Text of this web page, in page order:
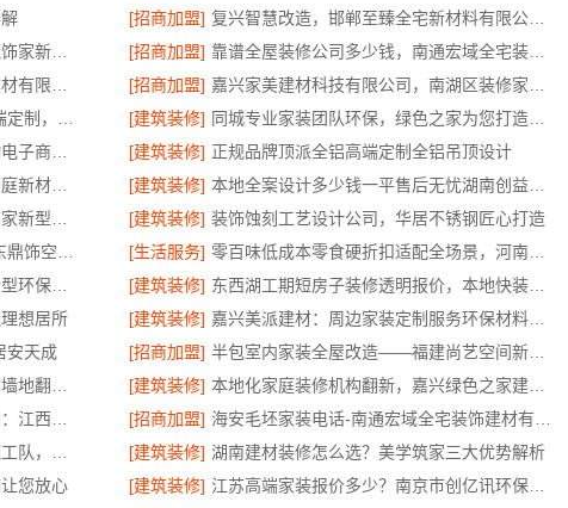
[招商加盟]
[招商加盟]
[招商加盟]
[建筑装修]
[建筑装修] 正规品牌顶派全铝高端定制全铝吊顶设计
[建筑装修]
[建筑装修] 装饰蚀刻工艺设计公司，华居不锈钢匠心打造
[生活服务]
[建筑装修]
想居所 [建筑装修]
安天成 [招商加盟]
[建筑装修]
[招商加盟]
[建筑装修] 湖南建材装修怎么选？美学筑家三大优势解析
您放心 [建筑装修]